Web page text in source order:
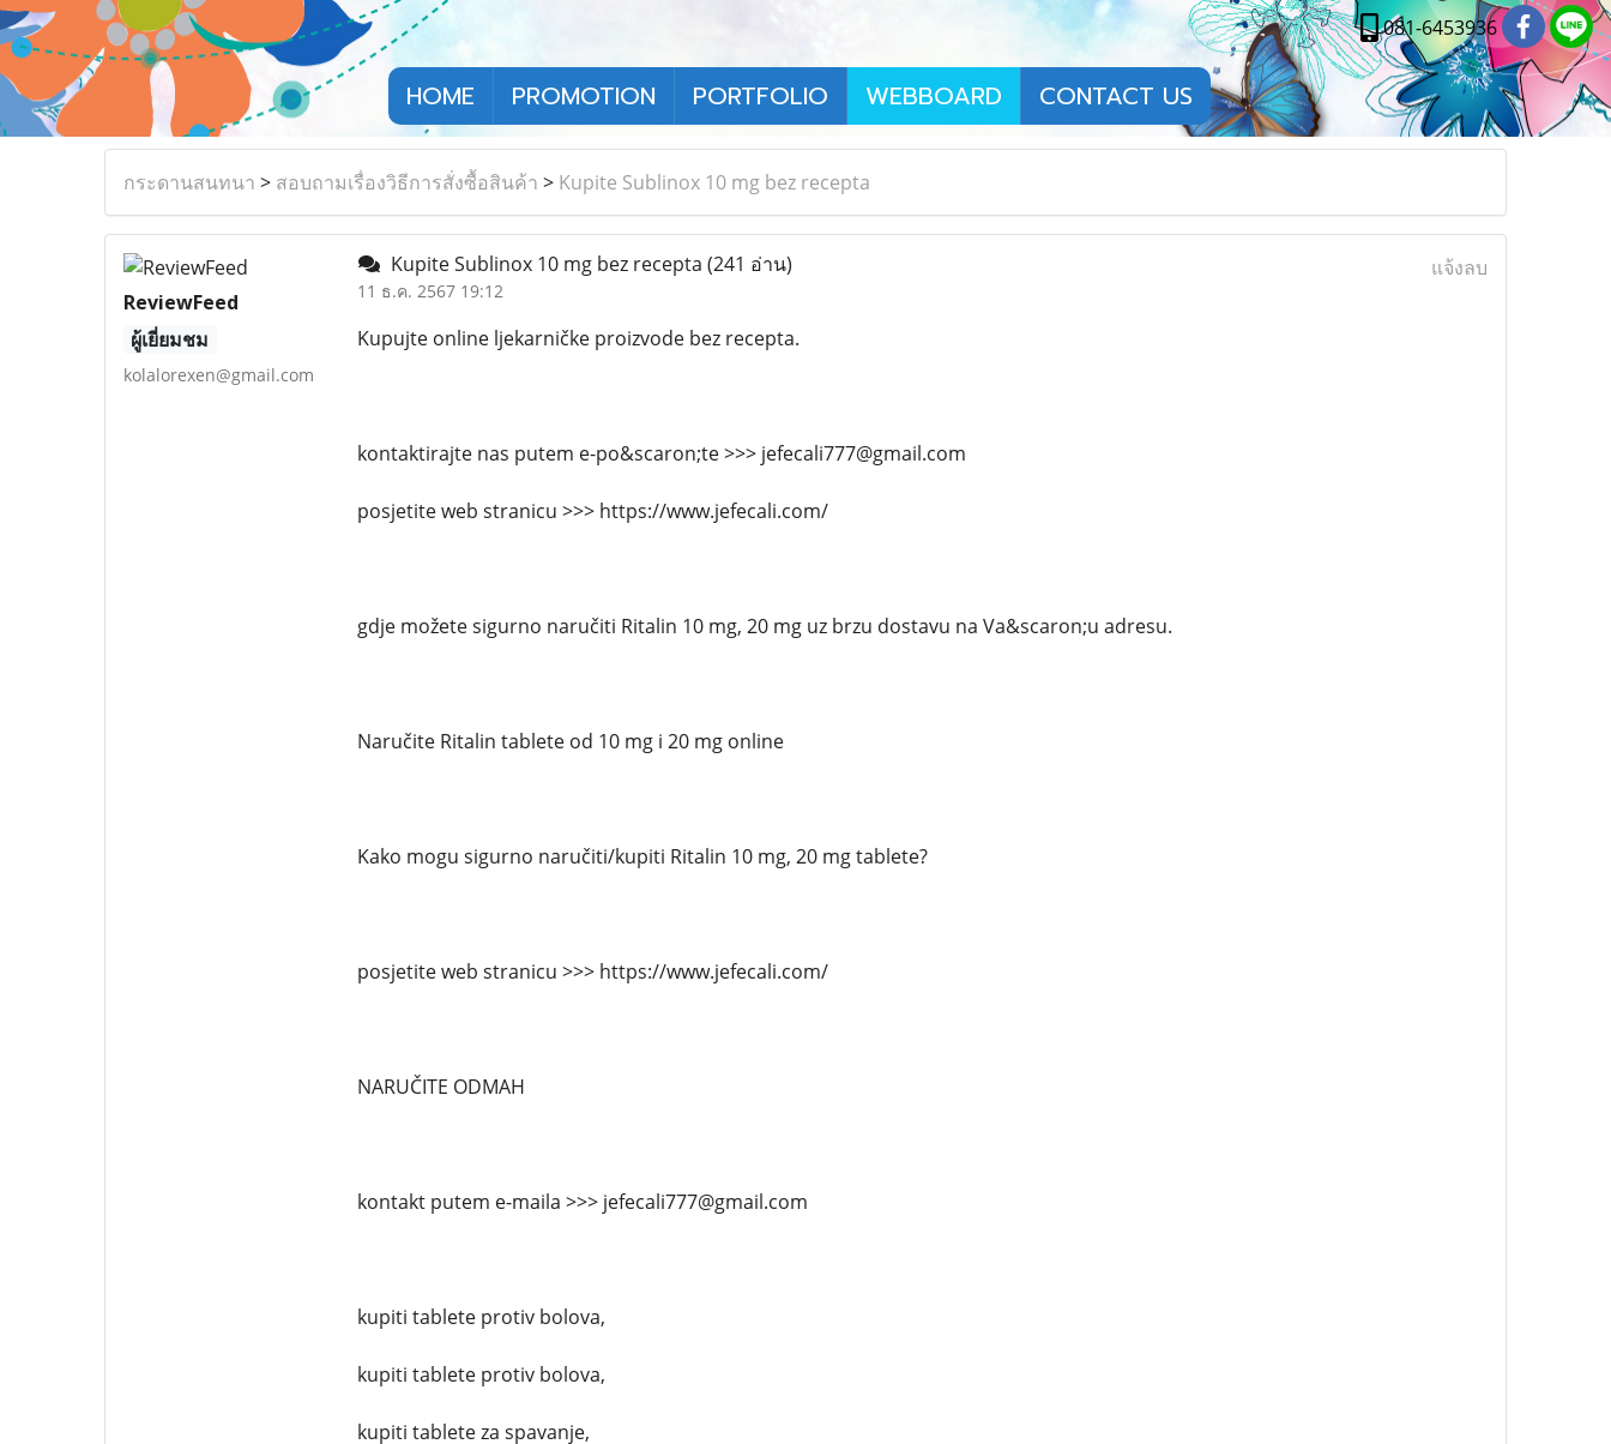
081-6453936
HOME PROMOTION PORTFOLIO WEBBOARD CONTACT US
กระดานสนทนา > สอบถามเรื่องวิธีการสั่งซื้อสินค้า > Kupite Sublinox 10 mg bez recepta
ReviewFeed
ผู้เยี่ยมชม
kolalorexen@gmail.com
Kupite Sublinox 10 mg bez recepta (241 อ่าน)
11 ธ.ค. 2567 19:12
แจ้งลบ
Kupujte online ljekarničke proizvode bez recepta.
kontaktirajte nas putem e-po&scaron;te >>> jefecali777@gmail.com
posjetite web stranicu >>> https://www.jefecali.com/
gdje možete sigurno naručiti Ritalin 10 mg, 20 mg uz brzu dostavu na Va&scaron;u adresu.
Naručite Ritalin tablete od 10 mg i 20 mg online
Kako mogu sigurno naručiti/kupiti Ritalin 10 mg, 20 mg tablete?
posjetite web stranicu >>> https://www.jefecali.com/
NARUČITE ODMAH
kontakt putem e-maila >>> jefecali777@gmail.com
kupiti tablete protiv bolova,
kupiti tablete protiv bolova,
kupiti tablete za spavanje,